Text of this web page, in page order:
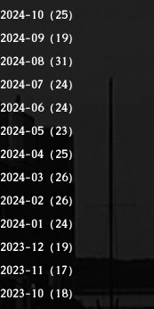
2024-10（25）
2024-09（19）
2024-08（31）
2024-07（24）
2024-06（24）
2024-05（23）
2024-04（25）
2024-03（26）
2024-02（26）
2024-01（24）
2023-12（19）
2023-11（17）
2023-10（18）